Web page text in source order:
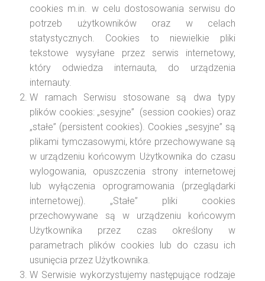
cookies m.in. w celu dostosowania serwisu do
potrzeb użytkowników oraz w celach
statystycznych. Cookies to niewielkie pliki
tekstowe wysyłane przez serwis internetowy,
który odwiedza internauta, do urządzenia
internauty.
W ramach Serwisu stosowane są dwa typy
plików cookies: „sesyjne” (session cookies) oraz
„stałe” (persistent cookies). Cookies „sesyjne” są
plikami tymczasowymi, które przechowywane są
w urządzeniu końcowym Użytkownika do czasu
wylogowania, opuszczenia strony internetowej
lub wyłączenia oprogramowania (przeglądarki
internetowej). „Stałe” pliki cookies
przechowywane są w urządzeniu końcowym
Użytkownika przez czas określony w
parametrach plików cookies lub do czasu ich
usunięcia przez Użytkownika.
W Serwisie wykorzystujemy następujące rodzaje